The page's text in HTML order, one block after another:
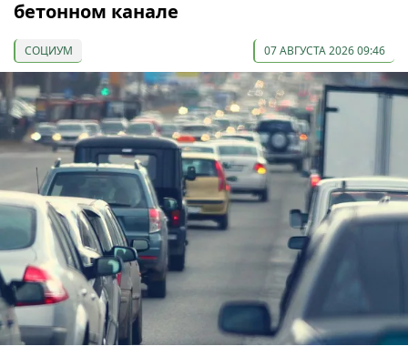
бетонном канале
СОЦИУМ 07 АВГУСТА 2026 09:46